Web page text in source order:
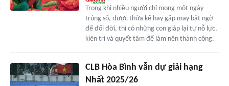
Trong khi nhiều người chỉ mong một ngày
trúng số, được thừa kế hay gặp may bất ngờ
để đổi đời, thì có những con giáp lại tự nỗ lực,
kiên trì và quyết tâm để làm nên thành công.
CLB Hòa Bình vẫn dự giải hạng
Nhất 2025/26